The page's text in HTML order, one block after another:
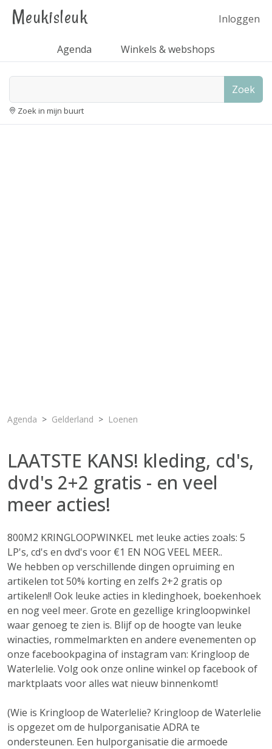
Meukisleuk Inloggen
Agenda Winkels & webshops
Zoek
Zoek in mijn buurt
Agenda Gelderland Loenen
LAATSTE KANS! kleding, cd's,
dvd's 2+2 gratis - en veel
meer acties!
800M2 KRINGLOOPWINKEL met leuke acties zoals: 5
LP's, cd's en dvd's voor €1 EN NOG VEEL MEER..
We hebben op verschillende dingen opruiming en
artikelen tot 50% korting en zelfs 2+2 gratis op
artikelen!! Ook leuke acties in kledinghoek, boekenhoek
en nog veel meer. Grote en gezellige kringloopwinkel
waar genoeg te zien is. Blijf op de hoogte van leuke
winacties, rommelmarkten en andere evenementen op
onze facebookpagina of instagram van: Kringloop de
Waterlelie. Volg ook onze online winkel op facebook of
marktplaats voor alles wat nieuw binnenkomt!
(Wie is Kringloop de Waterlelie? Kringloop de Waterlelie
is opgezet om de hulporganisatie ADRA te
ondersteunen. Een hulporganisatie die armoede